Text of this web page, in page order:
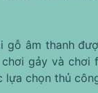
gỗ âm thanh
gảy và
chọn thủ